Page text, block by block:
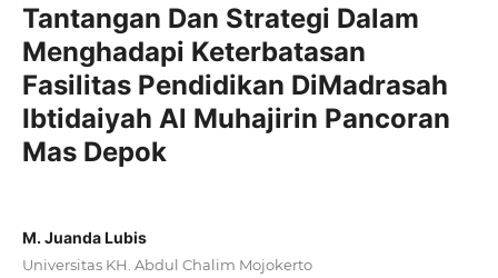
Tantangan Dan Strategi Dalam
Menghadapi Keterbatasan
Fasilitas Pendidikan DiMadrasah
Ibtidaiyah Al Muhajirin Pancoran
Mas Depok
M. Juanda Lubis
Universitas KH. Abdul Chalim Mojokerto